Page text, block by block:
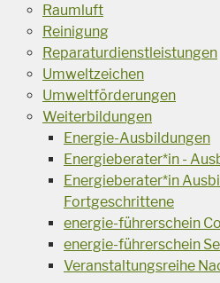
Raumluft
Reinigung
Reparaturdienstleistungen
Umweltzeichen
Umweltförderungen
Weiterbildungen
Energie-Ausbildungen
Energieberater*in -
Energieberater*in
Fortgeschrittene
energie-führerschein
energie-führerschein
Veranstaltungsreihe